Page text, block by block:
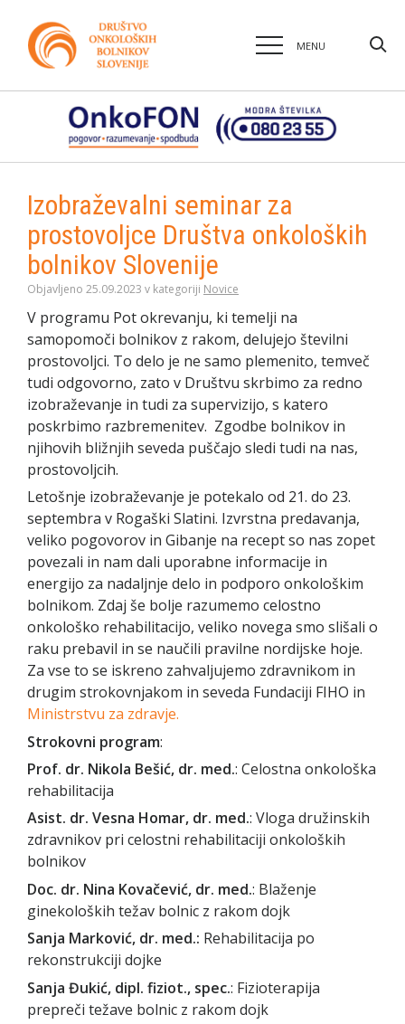
Izobraževalni seminar za
prostovoljce Društva onkoloških
bolnikov Slovenije
Objavljeno 25.09.2023 v kategoriji Novice
V programu Pot okrevanju, ki temelji na
samopomoči bolnikov z rakom, delujejo številni
prostovoljci. To delo je ne samo plemenito, temveč
tudi odgovorno, zato v Društvu skrbimo za redno
izobraževanje in tudi za supervizijo, s katero
poskrbimo razbremenitev. Zgodbe bolnikov in
njihovih bližnjih seveda puščajo sledi tudi na nas,
prostovoljcih.
Letošnje izobraževanje je potekalo od 21. do 23.
septembra v Rogaški Slatini. Izvrstna predavanja,
veliko pogovorov in Gibanje na recept so nas zopet
povezali in nam dali uporabne informacije in
energijo za nadaljnje delo in podporo onkološkim
bolnikom. Zdaj še bolje razumemo celostno
onkološko rehabilitacijo, veliko novega smo slišali o
raku prebavil in se naučili pravilne nordijske hoje.
Za vse to se iskreno zahvaljujemo zdravnikom in
drugim strokovnjakom in seveda Fundaciji FIHO in
Ministrstvu za zdravje.
Strokovni program:
Prof. dr. Nikola Bešić, dr. med.: Celostna onkološka
rehabilitacija
Asist. dr. Vesna Homar, dr. med.: Vloga družinskih
zdravnikov pri celostni rehabilitaciji onkoloških
bolnikov
Doc. dr. Nina Kovačević, dr. med.: Blaženje
ginekoloških težav bolnic z rakom dojk
Sanja Marković, dr. med.: Rehabilitacija po
rekonstrukciji dojke
Sanja Đukić, dipl. fiziot., spec.: Fizioterapija
prepreči težave bolnic z rakom dojk
MENU